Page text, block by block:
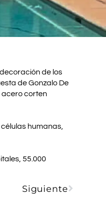
de los
de Gonzalo De
acero corten
humanas,
55.000
Siguiente